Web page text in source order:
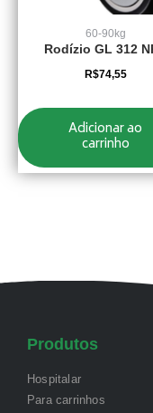
60-90kg
Rodízio GL 312
R$74,55
Adicionar ao
carrinho
Produtos
Hospitalar
Para carrinhos